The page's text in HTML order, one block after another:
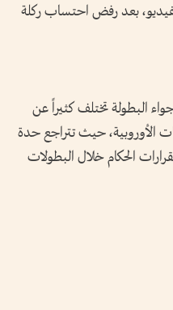
بعد رفض احتساب ركلة
البطولة تختلف كثيراً عن
الأوروبية، حيث تتراجع حدة
الحكام خلال البطولات